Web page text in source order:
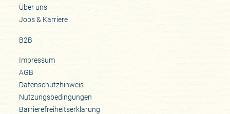
Über uns
Jobs & Karriere
B2B
Impressum
AGB
Datenschutzhinweis
Nutzungsbedingungen
Barrierefreiheitserklärung